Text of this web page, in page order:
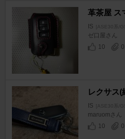
革茶屋 ス
IS [ASE30系/
ゼ口屋さん
10
0
レクサス(
IS [ASE30系/
maruomさん
10
0